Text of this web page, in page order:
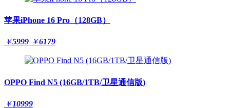
苹果iPhone 16 Pro（128GB）
￥5999 ￥6179
OPPO Find N5 (16GB/1TB/卫星通信版)
￥10999